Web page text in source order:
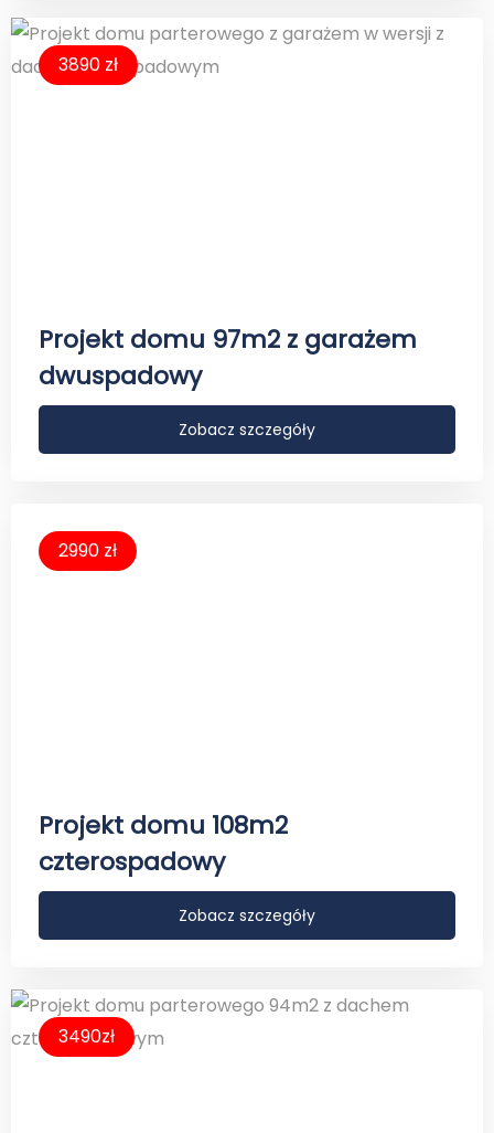
3890 zł
Projekt domu 97m2 z garażem
dwuspadowy
Zobacz szczegóły
2990 zł
Projekt domu 108m2
czterospadowy
Zobacz szczegóły
3490zł